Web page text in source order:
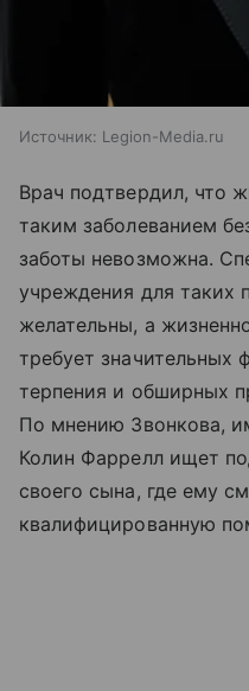
Источник: Legion-Media.ru
Врач подтвердил, что
таким заболеванием
заботы невозможна.
учреждения для таких
желательны, а
требует значительных
терпения и обширных
По мнению Звонкова,
Колин Фаррелл ищет
своего сына, где ему
квалифицированную